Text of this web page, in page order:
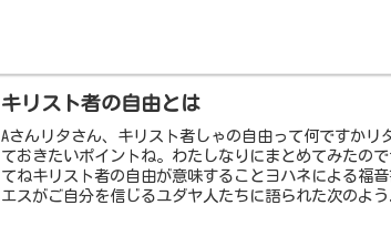
キリスト者の自由とは
Aさんリタさん、キリスト者しゃの自由って何ですかリ
ておきたいポイントね。わたしなりにまとめてみたの
てねキリスト者の自由が意味することヨハネによる福
エスがご自分を信じるユダヤ人たちに語られた次のよ